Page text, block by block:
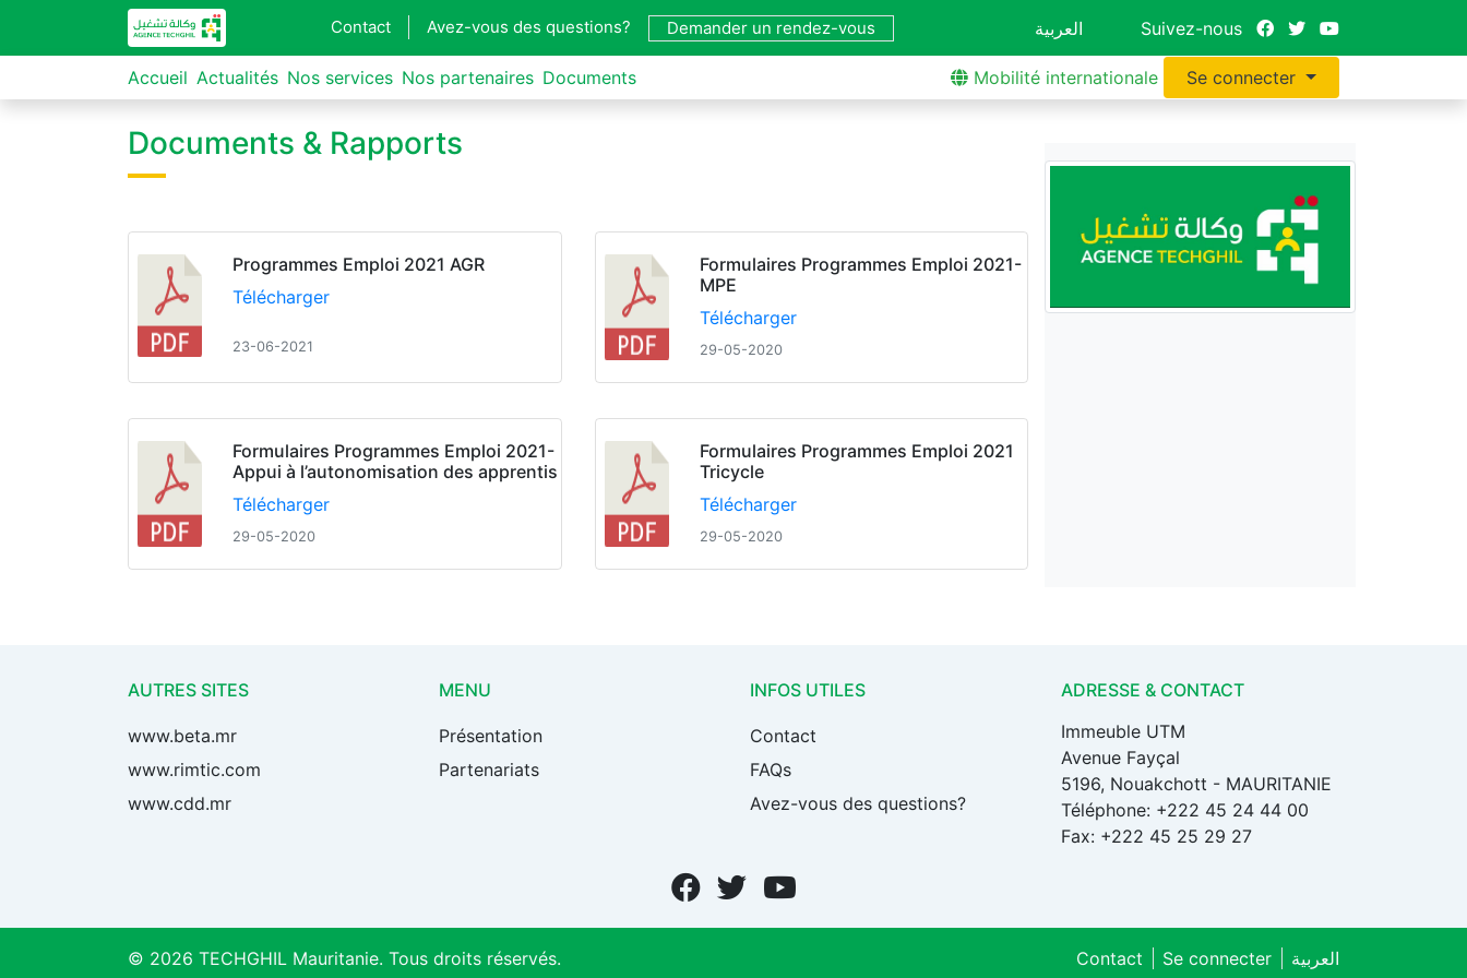
Contact Avez-vous des questions? Demander un rendez-vous العربية Suivez-nous
Accueil Actualités Nos services Nos partenaires Documents Mobilité internationale Se connecter
Documents & Rapports
Programmes Emploi 2021 AGR
Télécharger
23-06-2021
Formulaires Programmes Emploi 2021-
MPE
Télécharger
29-05-2020
Formulaires Programmes Emploi 2021-
Appui à l’autonomisation des apprentis
Télécharger
29-05-2020
Formulaires Programmes Emploi 2021
Tricycle
Télécharger
29-05-2020
AUTRES SITES
www.beta.mr
www.rimtic.com
www.cdd.mr
MENU
Présentation
Partenariats
INFOS UTILES
Contact
FAQs
Avez-vous des questions?
ADRESSE & CONTACT
Immeuble UTM
Avenue Fayçal
5196, Nouakchott - MAURITANIE
Téléphone: +222 45 24 44 00
Fax: +222 45 25 29 27
© 2026 TECHGHIL Mauritanie. Tous droits réservés. Contact Se connecter العربية